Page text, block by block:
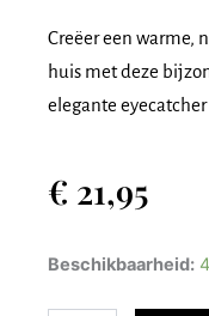
Creëer een warme,
huis met deze
elegante
€ 21,95
Beschikbaarheid:
Dreamlight
op